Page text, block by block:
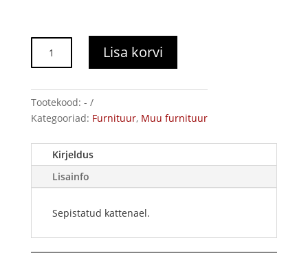
kogus
Lisa korvi
Tootekood: -
Kategooriad: Furnituur, Muu furnituur
Kirjeldus
Lisainfo
Sepistatud kattenael.